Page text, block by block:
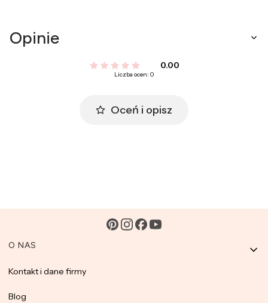
Opinie
0.00
Liczba ocen: 0
Oceń i opisz
Linki w stopce
O NAS
Kontakt i dane firmy
Blog